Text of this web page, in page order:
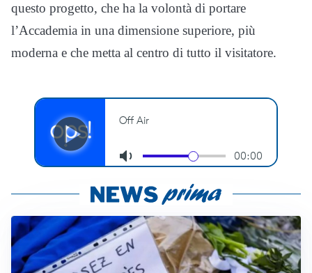
questo progetto, che ha la volontà di portare
l’Accademia in una dimensione superiore, più
moderna e che metta al centro di tutto il visitatore.